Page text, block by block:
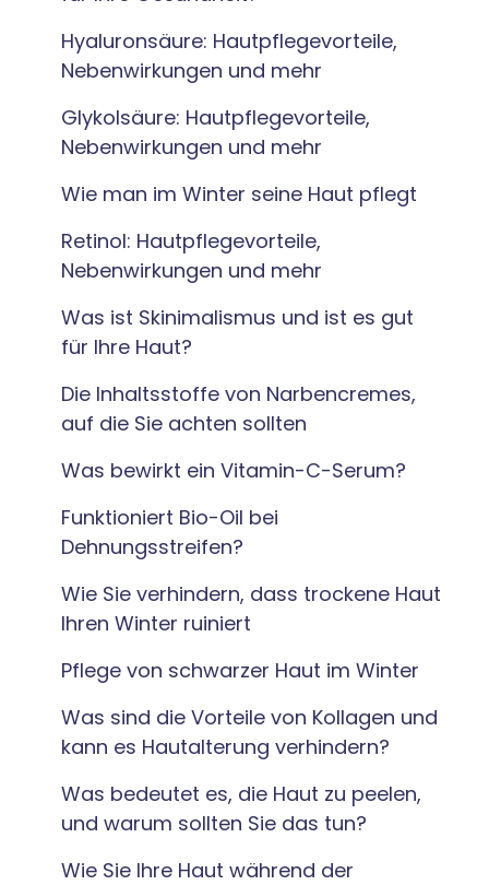
Hyaluronsäure: Hautpflegevorteile,
Nebenwirkungen und mehr
Glykolsäure: Hautpflegevorteile,
Nebenwirkungen und mehr
Wie man im Winter seine Haut pflegt
Retinol: Hautpflegevorteile,
Nebenwirkungen und mehr
Was ist Skinimalismus und ist es gut
für Ihre Haut?
Die Inhaltsstoffe von Narbencremes,
auf die Sie achten sollten
Was bewirkt ein Vitamin-C-Serum?
Funktioniert Bio-Oil bei
Dehnungsstreifen?
Wie Sie verhindern, dass trockene Haut
Ihren Winter ruiniert
Pflege von schwarzer Haut im Winter
Was sind die Vorteile von Kollagen und
kann es Hautalterung verhindern?
Was bedeutet es, die Haut zu peelen,
und warum sollten Sie das tun?
Wie Sie Ihre Haut während der